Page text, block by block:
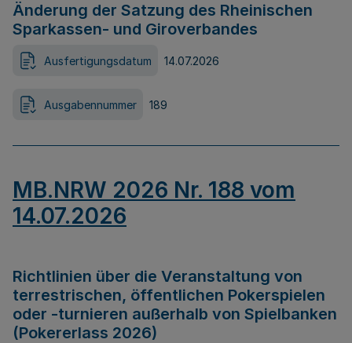
Änderung der Satzung des Rheinischen
Sparkassen- und Giroverbandes
Ausfertigungsdatum 14.07.2026
Ausgabennummer 189
MB.NRW 2026 Nr. 188 vom
14.07.2026
Richtlinien über die Veranstaltung von
terrestrischen, öffentlichen Pokerspielen
oder -turnieren außerhalb von Spielbanken
(Pokererlass 2026)